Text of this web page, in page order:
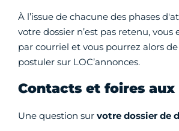
À l’issue de chacune des phases
votre dossier n’est pas retenu, vous
par courriel et vous pourrez alors
postuler sur LOC’annonces.
Contacts et foires aux
Une question sur votre dossier de